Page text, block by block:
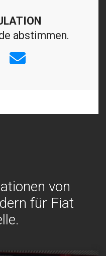
abstimmen.
von
für Fiat